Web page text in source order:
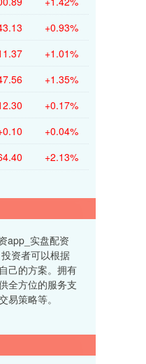
+0.93%
+1.01%
+1.35%
+0.17%
+0.04%
+2.13%
app_实盘配资
资者可以根据
己的方案。拥有
全方位的服务支
易策略等。